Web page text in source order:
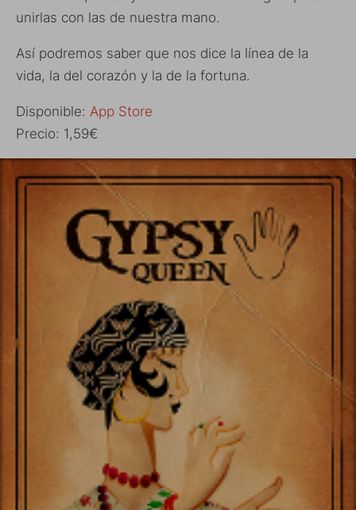
unirlas con las de nuestra mano.
Así podremos saber que nos dice la línea de la
vida, la del corazón y la de la fortuna.
Disponible: App Store
Precio: 1,59€